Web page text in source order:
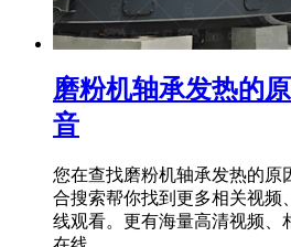
磨粉机轴承发热的
音
您在查找磨粉机轴承发热的原
合搜索帮你找到更多相关视频
线观看。更有海量高清视频、